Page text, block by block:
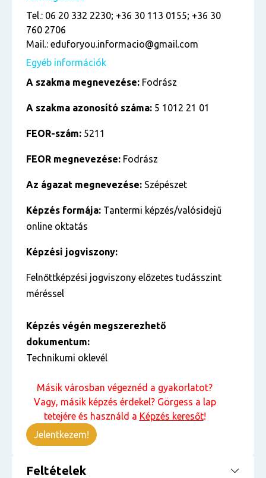
Tel.: 06 20 332 2230; +36 30 113 0155; +36 30
760 2706
Mail.: eduforyou.informacio@gmail.com
Egyéb információk
A szakma megnevezése: Fodrász
A szakma azonosító száma: 5 1012 21 01
FEOR-szám: 5211
FEOR megnevezése: Fodrász
Az ágazat megnevezése: Szépészet
Képzés formája: Tantermi képzés/valósidejű
online oktatás
Képzési jogviszony:
Felnőttképzési jogviszony előzetes tudásszint
méréssel
Képzés végén megszerezhető
dokumentum:
Technikumi oklevél
Másik városban végeznéd a gyakorlatot?
Vagy, másik képzés érdekel? Görgess a lap
tetejére és használd a Képzés keresőt!
Jelentkezem!
Feltételek